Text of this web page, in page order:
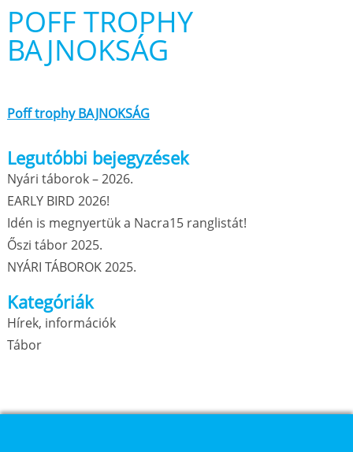
POFF TROPHY
BAJNOKSÁG
Poff trophy BAJNOKSÁG
Legutóbbi bejegyzések
Nyári táborok – 2026.
EARLY BIRD 2026!
Idén is megnyertük a Nacra15 ranglistát!
Őszi tábor 2025.
NYÁRI TÁBOROK 2025.
Kategóriák
Hírek, információk
Tábor